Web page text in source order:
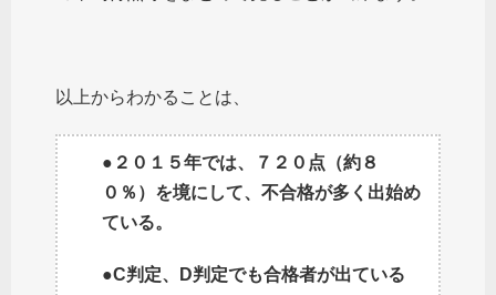
以上からわかることは、
●２０１５年では、７２０点（約８
０％）を境にして、不合格が多く出始め
ている。
●C判定、D判定でも合格者が出ている